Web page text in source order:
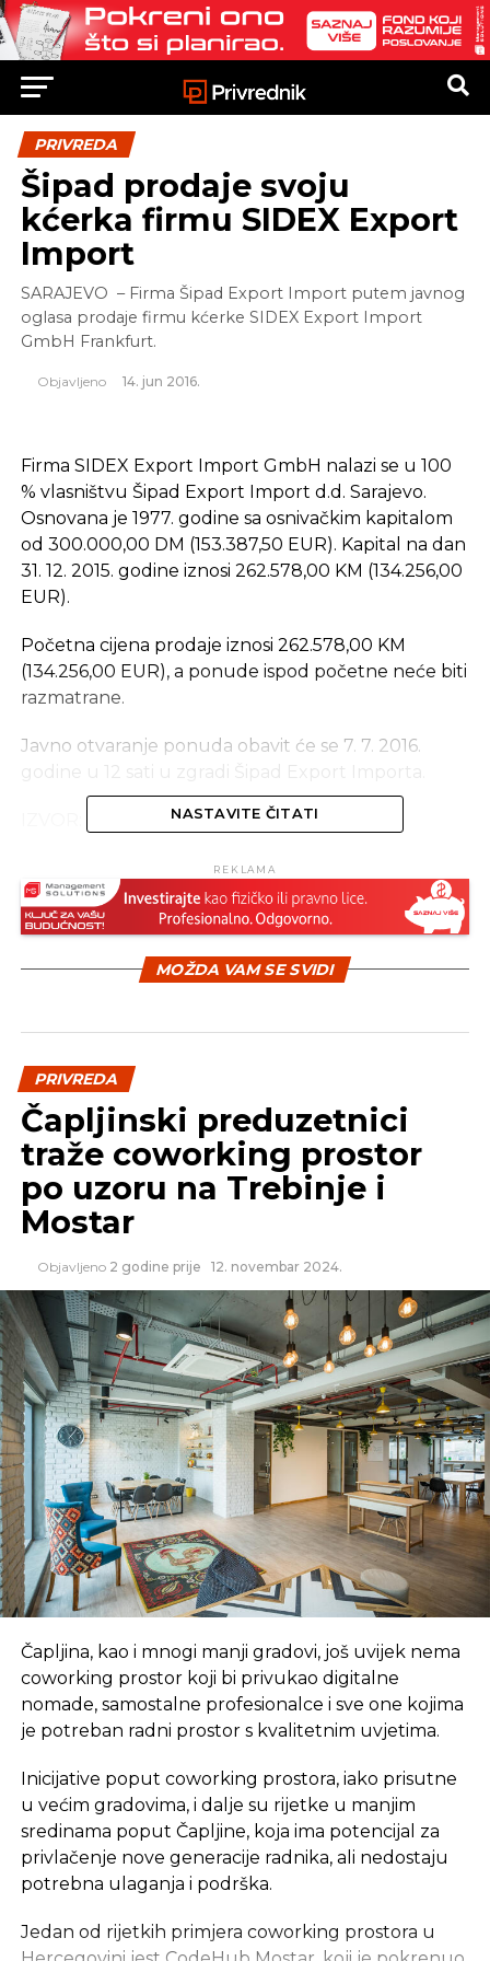
PRIVREDA
Šipad prodaje svoju
kćerka firmu SIDEX Export
Import
SARAJEVO – Firma Šipad Export Import putem javnog
oglasa prodaje firmu kćerke SIDEX Export Import
GmbH Frankfurt.
Objavljeno 14. jun 2016.
Firma SIDEX Export Import GmbH nalazi se u 100
% vlasništvu Šipad Export Import d.d. Sarajevo.
Osnovana je 1977. godine sa osnivačkim kapitalom
od 300.000,00 DM (153.387,50 EUR). Kapital na dan
31. 12. 2015. godine iznosi 262.578,00 KM (134.256,00
EUR).
Početna cijena prodaje iznosi 262.578,00 KM
(134.256,00 EUR), a ponude ispod početne neće biti
razmatrane.
Javno otvaranje ponuda obavit će se 7. 7. 2016.
godine u 12 sati u zgradi Šipad Export Importa.
SLIČNE TEME:
SLEDEĆI
Para iz Termoelektrane Tuzla u funkciji
razvoja plasteničke proizvodnje
cologne 2017
NASTAVITE ČITATI
REKLAMA
MOŽDA VAM SE SVIDI
PRIVREDA
Čapljinski preduzetnici
traže coworking prostor
po uzoru na Trebinje i
Mostar
Objavljeno 2 godine prije 12. novembar 2024.
Čapljina, kao i mnogi manji gradovi, još uvijek nema
coworking prostor koji bi privukao digitalne
nomade, samostalne profesionalce i sve one kojima
je potreban radni prostor s kvalitetnim uvjetima.
Inicijative poput coworking prostora, iako prisutne
u većim gradovima, i dalje su rijetke u manjim
sredinama poput Čapljine, koja ima potencijal za
privlačenje nove generacije radnika, ali nedostaju
potrebna ulaganja i podrška.
Jedan od rijetkih primjera coworking prostora u